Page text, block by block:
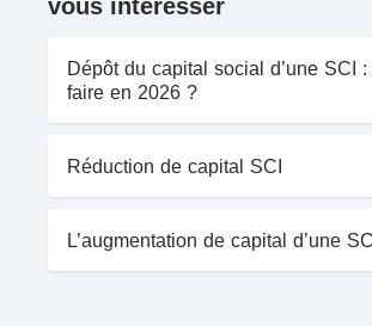
vous intéresser
Dépôt du capital social d’une SCI
faire en 2026 ?
Réduction de capital SCI
L’augmentation de capital d’une